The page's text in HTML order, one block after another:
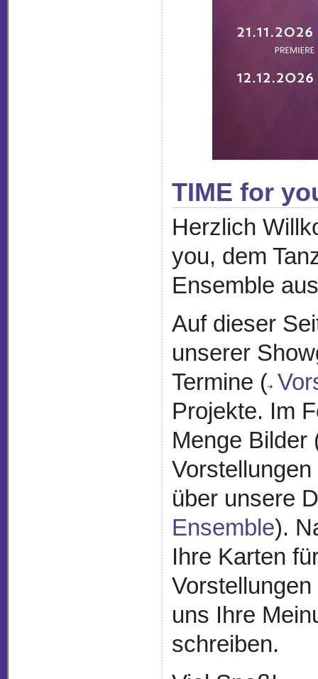
TIME for
Herzlich
you, dem
Ensemble
Auf dieser
unserer
Termine (
Projekte. Im
Menge Bilder
über unsere
Ensemble).
Ihre Karten
uns Ihre
schreiben.